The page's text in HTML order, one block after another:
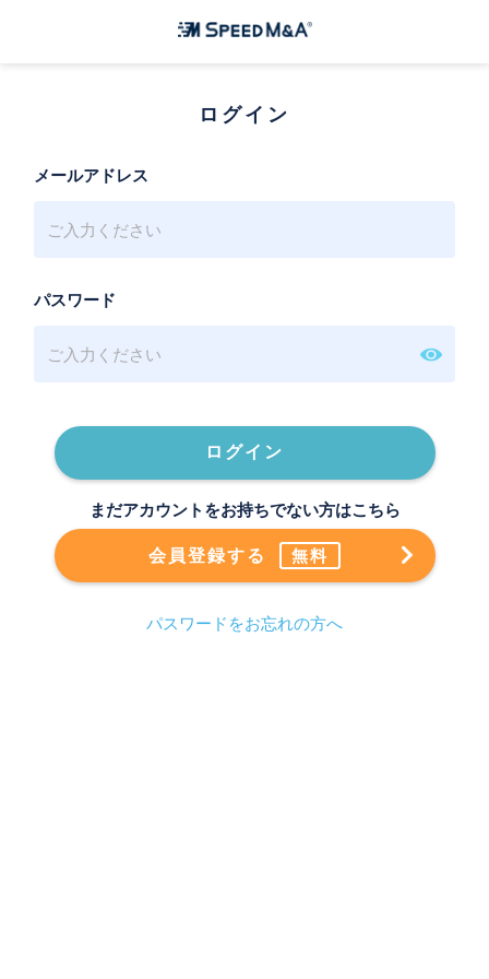
ログイン
メールアドレス
パスワード
ログイン
まだアカウントをお持ちでない方はこちら
会員登録する 無料
パスワードをお忘れの方へ